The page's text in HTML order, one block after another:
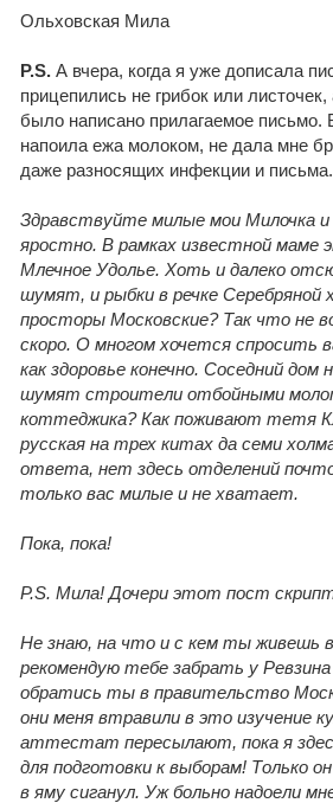
Ольховская Мила
P.S. А вчера, когда я уже дописала
прицепились не грибок или
было написано прилагаемое
напоила ежа молоком, не дала мне
даже разносящих инфекции и
Здравствуйте милые мои Милочка
яростно. В рамках известной маме
Млечное Удолье. Хоть и далеко
шумят, и рыбки в речке
просторы Московские? Так что не
скоро. О многом хочется спросить
как здоровье конечно. Соседний дом
шумят строители отбойными
коттеджика? Как поживают тетя
русская на трех китах да семи
ответа, нет здесь отделений
только вас милые и не хватает.
Пока, пока!
P.S. Мила! Дочери этот пост
Не знаю, на что и с кем ты живешь
рекомендую тебе забрать у
обратись ты в правительство
они меня втравили в это изучение
аттестат пересылают, пока я
для подготовки к выборам! Только
в яму сиганул. Уж больно надоели